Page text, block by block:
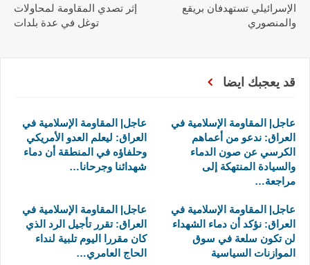
الإسرائيلي تستهدفان بريقع
والمنصوري
إثر تصدي المقاومة لمحاولات
توغل في عدة بلدات
قد يعجبك ايضا
عاجل| المقاومة الإسلامية في
العراق: ندعو من أعماهم
الكرسي عن صون الدماء
والسيادة المنتهكة إلى
مراجعة…
عاجل| المقاومة الإسلامية في
العراق: ليعلم العدو الأمريكي
وحلفاؤه في المنطقة أن دماء
شهدائنا وجرحانا…
عاجل| المقاومة الإسلامية في
العراق: نؤكد أن دماء الشهداء
لن تكون سلعة في سوق
الموازنات السياسية
عاجل| المقاومة الإسلامية في
العراق: تقرر تأجيل الرد الذي
كان مقررا اليوم تلبية لنداء
الحاج العامري…